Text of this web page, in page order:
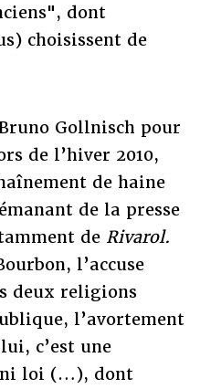
dont
choisissent de
Gollnisch pour
de l’hiver 2010,
de haine
de la presse
deRivarol.
l’accuse
deux religions
l’avortement
c’est une
ni loi (…), dont